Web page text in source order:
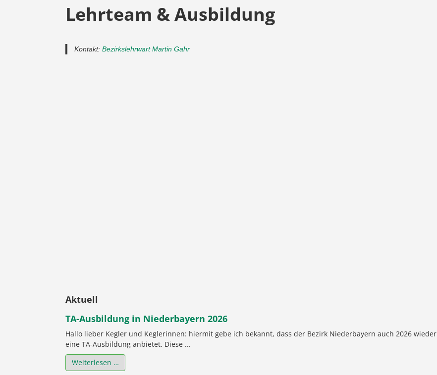
Lehrteam & Ausbildung
Kontakt: Bezirkslehrwart Martin Gahr
Aktuell
TA-Ausbildung in Niederbayern 2026
Hallo lieber Kegler und Keglerinnen: hiermit gebe ich bekannt, dass der Bezirk Niederbayern auch 2026 wieder
eine TA-Ausbildung anbietet. Diese ...
Weiterlesen …